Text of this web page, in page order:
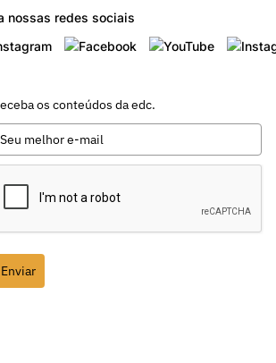
nossas redes sociais
os conteúdos da edc.
Enviar